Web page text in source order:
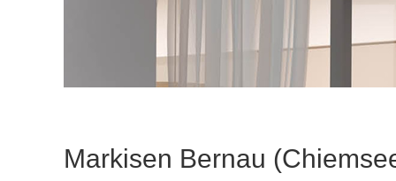
Markisen Bernau